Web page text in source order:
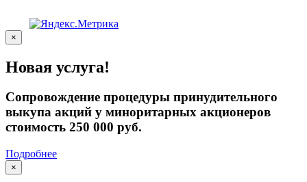
×
Новая услуга!
Сопровождение процедуры принудительного
выкупа акций у миноритарных акционеров
стоимость 250 000 руб.
Подробнее
×